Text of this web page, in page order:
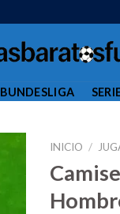
BUNDESLIGA
INICIO /